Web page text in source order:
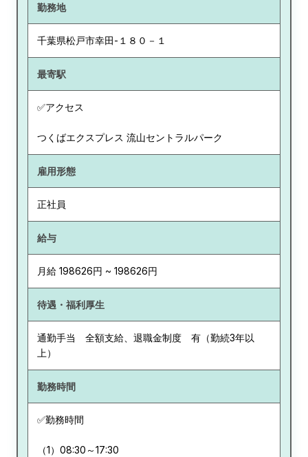
勤務地
千葉県松戸市幸田-１８０－１
最寄駅
✅アクセス
つくばエクスプレス 流山セントラルパーク
雇用形態
正社員
給与
月給 198626円 ~ 198626円
待遇・福利厚生
通勤手当 全額支給、退職金制度 有（勤続3年以
上）
勤務時間
✅勤務時間
（1）08:30～17:30